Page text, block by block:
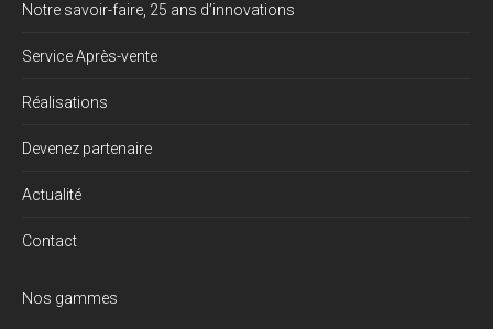
Notre savoir-faire, 25 ans d’innovations
Service Après-vente
Réalisations
Devenez partenaire
Actualité
Contact
Nos gammes